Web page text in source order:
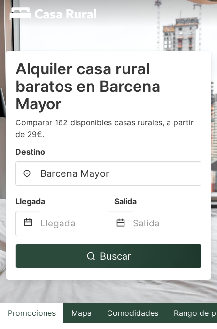
Alquiler casa rural
baratos en Barcena
Mayor
Comparar 162 disponibles casas rurales, a partir
de 29€.
Destino
Llegada Salida
Navigate
to
with
the
Navigate
to
interact
with
the
Buscar
Promociones Mapa Comodidades Rango de